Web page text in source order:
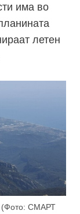
има во
летен
(Фото: СМАРТ